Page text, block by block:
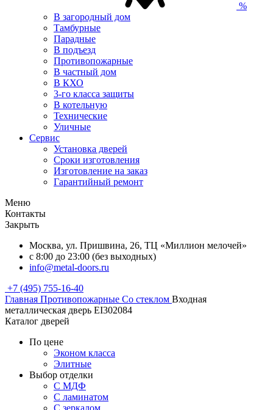
%
В загородный дом
Тамбурные
Парадные
В подъезд
Противопожарные
В частный дом
В КХО
3-го класса защиты
В котельную
Технические
Уличные
Сервис
Установка дверей
Сроки изготовления
Изготовление на заказ
Гарантийный ремонт
Меню
Контакты
Закрыть
Москва, ул. Пришвина, 26, ТЦ «Миллион мелочей»
с 8:00 до 23:00 (без выходных)
info@metal-doors.ru
+7 (495) 755-16-40
Главная Противопожарные Со стеклом Входная
металлическая дверь EI302084
Каталог дверей
По цене
Эконом класса
Элитные
Выбор отделки
С МДФ
С ламинатом
С зеркалом